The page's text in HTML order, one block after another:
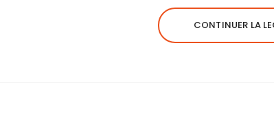
CONTINUER LA